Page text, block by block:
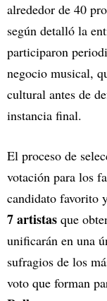
alrededor de 40
según detalló la
participaron
negocio musical,
cultural antes de
instancia final.
El proceso de
votación para los
candidato favorito
7 artistas que
unificarán en una
sufragios de los
voto que forman